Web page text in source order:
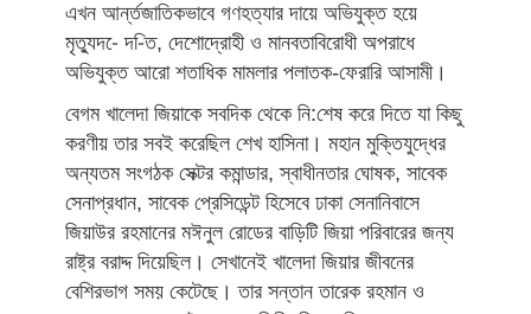
এখন আর্ন্তজাতিকভাবে গণহত্যার দায়ে অভিযুক্ত হয়ে
মৃত্যুদ-ে দ-িত, দেশোদ্রোহী ও মানবতাবিরোধী অপরাধে
অভিযুক্ত আরো শতাধিক মামলার পলাতক-ফেরারি আসামী।
বেগম খালেদা জিয়াকে সবদিক থেকে নি:শেষ করে দিতে যা কিছু
করণীয় তার সবই করেছিল শেখ হাসিনা। মহান মুক্তিযুদ্ধের
অন্যতম সংগঠক সেক্টর কমান্ডার, স্বাধীনতার ঘোষক, সাবেক
সেনাপ্রধান, সাবেক প্রেসিডেন্ট হিসেবে ঢাকা সেনানিবাসে
জিয়াউর রহমানের মঈনুল রোডের বাড়িটি জিয়া পরিবারের জন্য
রাষ্ট্র বরাদ্দ দিয়েছিল। সেখানেই খালেদা জিয়ার জীবনের
বেশিরভাগ সময় কেটেছে। তার সন্তান তারেক রহমান ও